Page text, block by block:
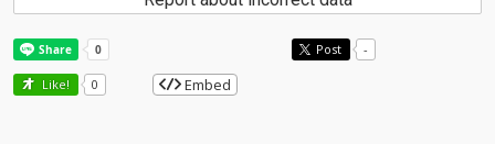
Post -
Like! 0 Embed